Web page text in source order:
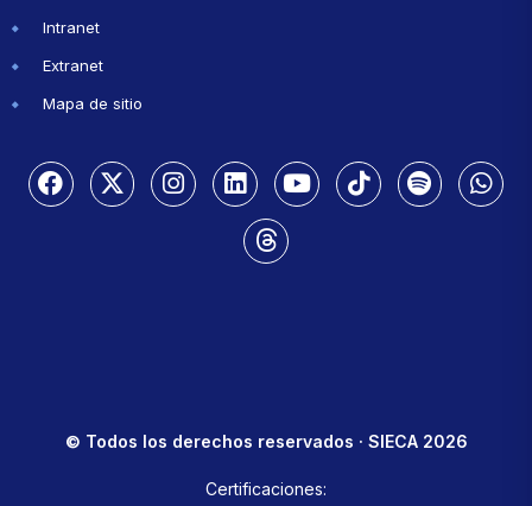
Intranet
Extranet
Mapa de sitio
© Todos los derechos reservados · SIECA 2026
Certificaciones: